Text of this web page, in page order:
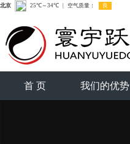
首 页 我们的优势